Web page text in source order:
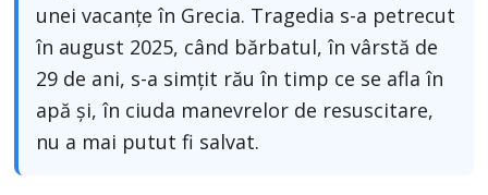
unei vacanțe în Grecia. Tragedia s-a petrecut
în august 2025, când bărbatul, în vârstă de
29 de ani, s-a simțit rău în timp ce se afla în
apă și, în ciuda manevrelor de resuscitare,
nu a mai putut fi salvat.